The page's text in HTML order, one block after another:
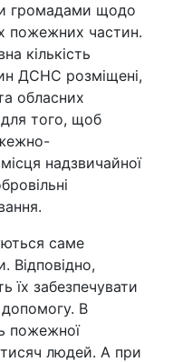
громадами щодо
пожежних частин.
кількість
ДСНС розміщені,
обласних
того, щоб
надзвичайної
саме
Відповідно,
їх забезпечувати
допомогу. В
пожежної
людей. А при